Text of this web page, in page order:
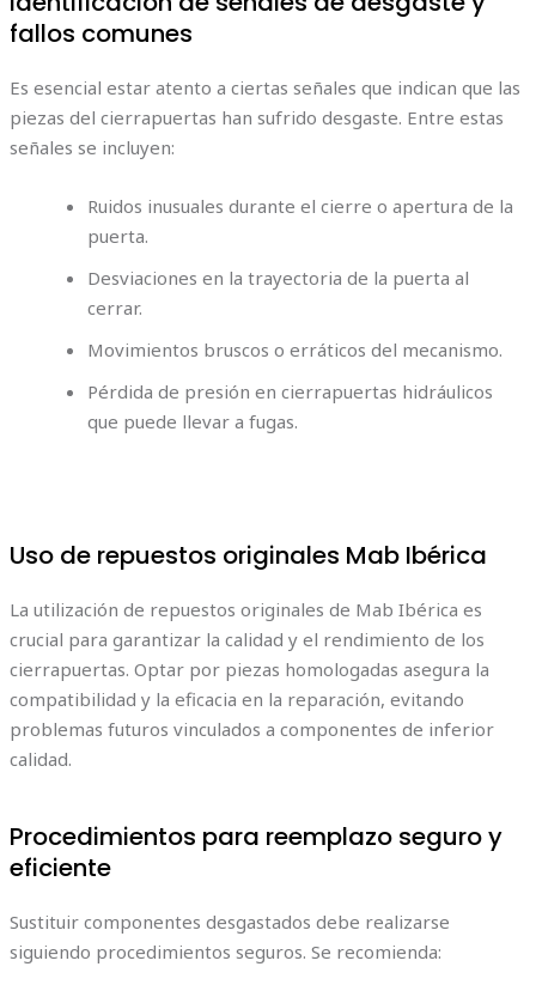
fallos comunes
Es esencial estar atento a ciertas señales que indican que las
piezas del cierrapuertas han sufrido desgaste. Entre estas
señales se incluyen:
Ruidos inusuales durante el cierre o apertura de la
puerta.
Desviaciones en la trayectoria de la puerta al
cerrar.
Movimientos bruscos o erráticos del mecanismo.
Pérdida de presión en cierrapuertas hidráulicos
que puede llevar a fugas.
Uso de repuestos originales Mab Ibérica
La utilización de repuestos originales de Mab Ibérica es
crucial para garantizar la calidad y el rendimiento de los
cierrapuertas. Optar por piezas homologadas asegura la
compatibilidad y la eficacia en la reparación, evitando
problemas futuros vinculados a componentes de inferior
calidad.
Procedimientos para reemplazo seguro y
eficiente
Sustituir componentes desgastados debe realizarse
siguiendo procedimientos seguros. Se recomienda: